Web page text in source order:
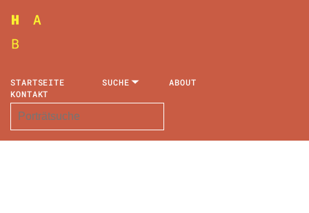
STARTSEITE SUCHE
ABOUT
KONTAKT